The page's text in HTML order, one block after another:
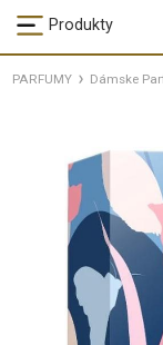
Produkty
PARFUMY Dámske